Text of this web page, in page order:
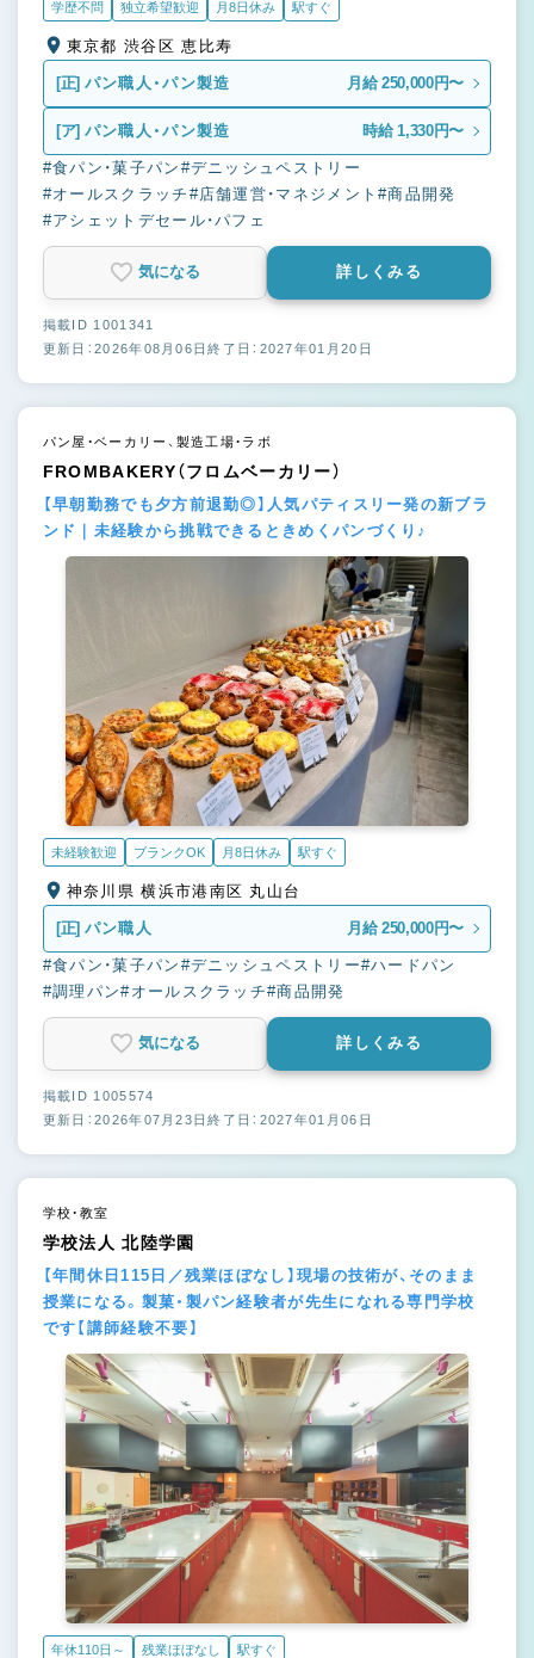
学歴不問 独立希望歓迎 月8日休み 駅すぐ
東京都 渋谷区 恵比寿
[正] パン職人・パン製造 月給 250,000円〜
[ア] パン職人・パン製造 時給 1,330円〜
#食パン・菓子パン #デニッシュペストリー
#オールスクラッチ #店舗運営・マネジメント#商品開発
#アシェットデセール・パフェ
気になる 詳しくみる
掲載ID 1001341
更新日：2026年08月06日終了日：2027年01月20日
パン屋・ベーカリー、製造工場・ラボ
FROMBAKERY（フロムベーカリー）
【早朝勤務でも夕方前退勤◎】人気パティスリー発の新ブラ
ンド｜未経験から挑戦できるときめくパンづくり♪
未経験歓迎 ブランクOK 月8日休み 駅すぐ
神奈川県 横浜市港南区 丸山台
[正] パン職人 月給 250,000円〜
#食パン・菓子パン #デニッシュペストリー#ハードパン
#調理パン#オールスクラッチ#商品開発
気になる 詳しくみる
掲載ID 1005574
更新日：2026年07月23日終了日：2027年01月06日
学校・教室
学校法人 北陸学園
【年間休日115日／残業ほぼなし】現場の技術が、そのまま
授業になる。製菓・製パン経験者が先生になれる専門学校
です【講師経験不要】
年休110日～ 残業ほぼなし 駅すぐ